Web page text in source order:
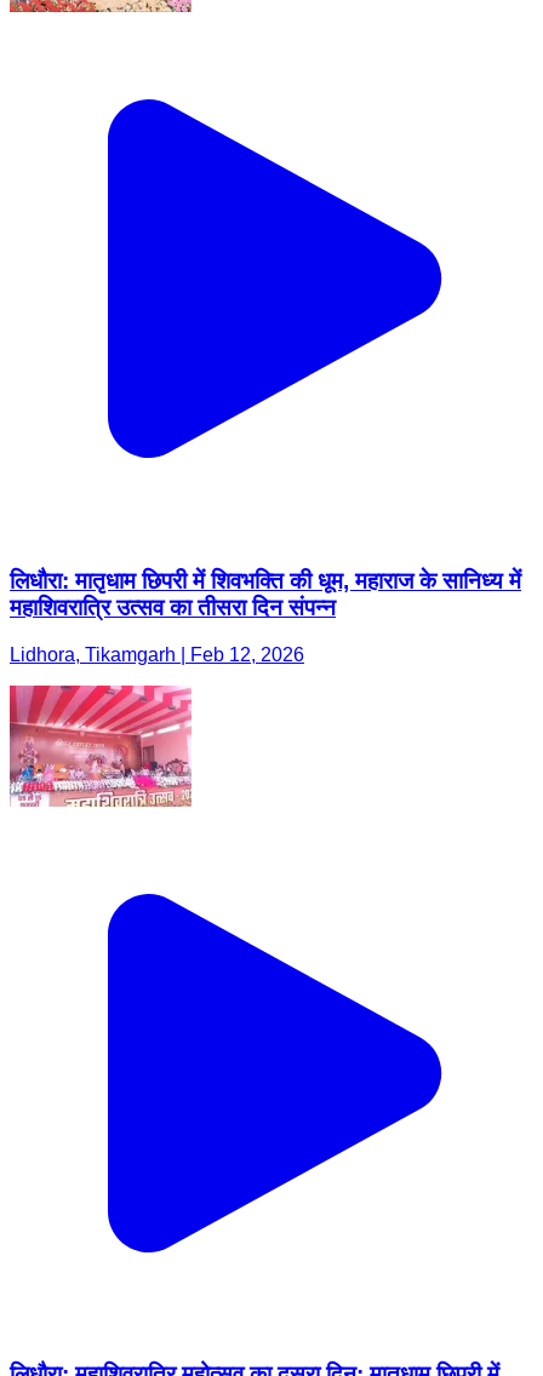
लिधौरा: मातृधाम छिपरी में शिवभक्ति की धूम, महाराज के सानिध्य में
महाशिवरात्रि उत्सव का तीसरा दिन संपन्न
Lidhora, Tikamgarh | Feb 12, 2026